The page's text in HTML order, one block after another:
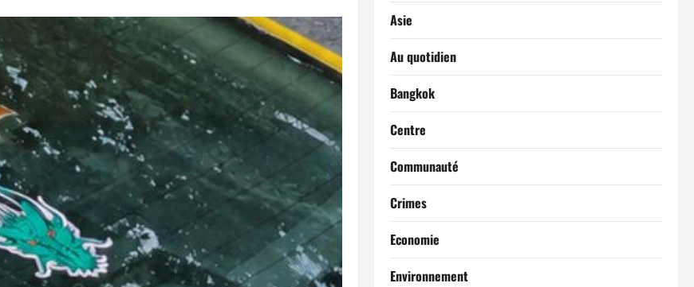
Asie
Au quotidien
Bangkok
Centre
Communauté
Crimes
Economie
Environnement